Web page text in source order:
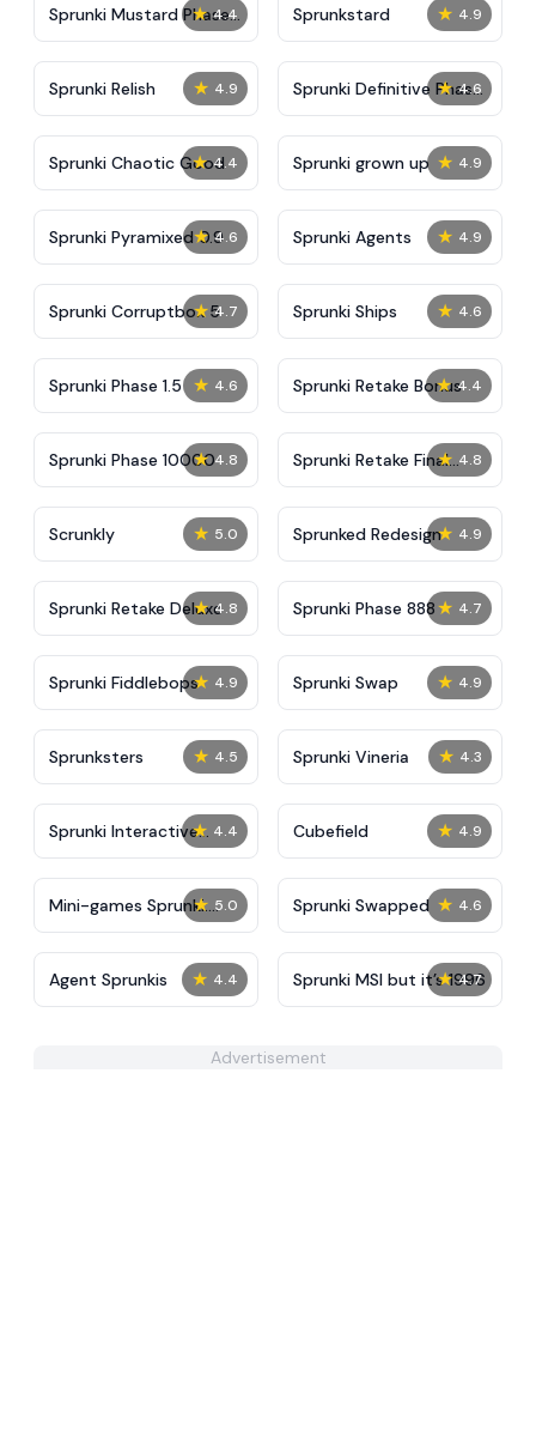
★ 4.4
Sprunki Mustard Phase
2
★ 4.9
Sprunkstard
★ 4.9
Sprunki Relish ★ 4.6
Sprunki Definitive Phase
7
★ 4.4
Sprunki Chaotic Good ★ 4.9
Sprunki grown up
★ 4.6
Sprunki Pyramixed 0.9 ★ 4.9
Sprunki Agents
★ 4.7
Sprunki Corruptbox 5 ★ 4.6
Sprunki Ships
★ 4.6
Sprunki Phase 1.5 ★ 4.4
Sprunki Retake Bonus
★ 4.8
Sprunki Phase 10000 ★ 4.8
Sprunki Retake Final
Update
★ 5.0
Scrunkly ★ 4.9
Sprunked Redesign
★ 4.8
Sprunki Retake Deluxe ★ 4.7
Sprunki Phase 888
★ 4.9
Sprunki Fiddlebops ★ 4.9
Sprunki Swap
★ 4.5
Sprunksters ★ 4.3
Sprunki Vineria
★ 4.4
Sprunki Interactive
Tunner
★ 4.9
Cubefield
★ 5.0
Mini-games Sprunki:
Sounds & Relaxation
★ 4.6
Sprunki Swapped
★ 4.4
Agent Sprunkis ★ 4.7
Sprunki MSI but it’s 1996
Advertisement